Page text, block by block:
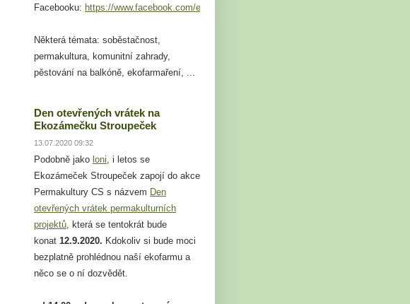
Facebooku: https://www.facebook.com/events/749824109264101
Některá témata: soběstačnost,
permakultura, komunitní zahrady,
pěstování na balkóně, ekofarmaření, ...
Den otevřených vrátek na
Ekozámečku Stroupeček
13.07.2020 09:32
Podobně jako loni, i letos se
Ekozámeček Stroupeček zapojí do akce
Permakultury CS s názvem Den
otevřených vrátek permakulturních
projektů, která se tentokrát bude
konat 12.9.2020. Kdokoliv si bude moci
bezplatně prohlédnou naší ekofarmu a
něco se o ní dozvědět.